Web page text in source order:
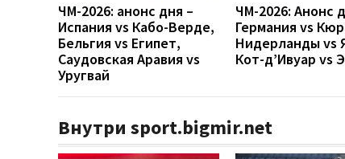
ЧМ-2026: анонс дня –
Испания vs Кабо-Верде,
Бельгия vs Египет,
Саудовская Аравия vs
Уругвай
ЧМ-2026: Анонс
Германия vs
Нидерланды vs
Кот-д’Ивуар vs
Внутри sport.bigmir.net